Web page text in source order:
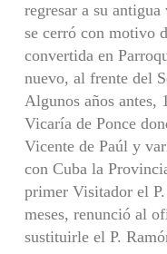
regresar a su
se cerró con motivo
convertida en
nuevo, al frente del
Algunos años antes,
Vicaría de Ponce
Vicente de Paúl y
con Cuba la
primer Visitador el
meses, renunció al
sustituirle el P.